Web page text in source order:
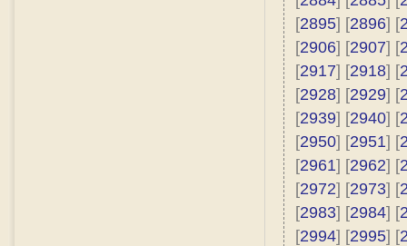
[2895] [2896] [
[2906] [2907] [
[2917] [2918] [
[2928] [2929] [
[2939] [2940] [
[2950] [2951] [
[2961] [2962] [
[2972] [2973] [
[2983] [2984] [
[2994] [2995] [